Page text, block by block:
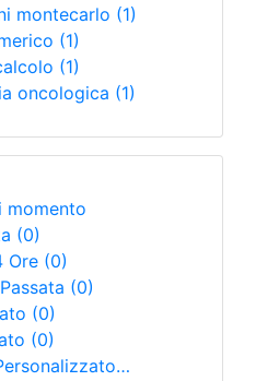
montecarlo (1)
(1)
(1)
oncologica (1)
momento
(0)
Ore (0)
(0)
(0)
(0)